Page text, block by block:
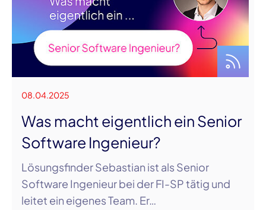
08.04.2025
Was macht eigentlich ein Senior
Software Ingenieur?
Lösungsfinder Sebastian ist als Senior
Software Ingenieur bei der FI-SP tätig und
leitet ein eigenes Team. Er…